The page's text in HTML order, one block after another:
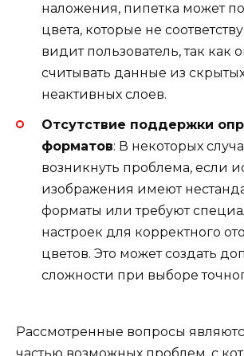
наложения, пипетка может
цвета, которые не
видит пользователь, так как
считывать данные из
неактивных слоев.
Отсутствие поддержки
форматов: В некоторых
возникнуть проблема, если
изображения имеют
форматы или требуют
настроек для корректного
цветов. Это может создать
сложности при выборе
Рассмотренные вопросы
частью возможных проблем, с